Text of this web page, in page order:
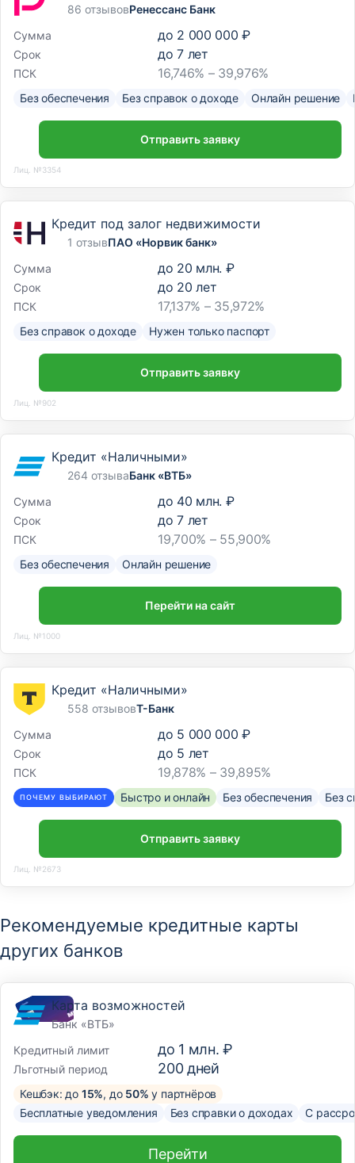
86 отзывовРенессанс Банк
Сумма
до 2 000 000 ₽
Срок до7лет
ПСК 16,746% – 39,976%
Без обеспечения Без справок о доходе Онлайн решение
Отправить заявку
Лиц. №3354
Кредит под залог недвижимости
1 отзывПАО «Норвик банк»
Сумма
до 20 млн. ₽
Срок до 20 лет
ПСК 17,137% – 35,972%
Без справок о доходе Нужен только паспорт
Отправить заявку
Лиц. №902
Кредит «Наличными»
264 отзываБанк «ВТБ»
Сумма
до 40 млн. ₽
Срок до7лет
ПСК 19,700% – 55,900%
Без обеспечения Онлайн решение
Перейти на сайт
Лиц. №1000
Кредит «Наличными»
558 отзывовТ-Банк
Сумма
до 5 000 000 ₽
Срок до 5 лет
ПСК 19,878% – 39,895%
ПОЧЕМУ ВЫБИРАЮТ Быстро и онлайн Без обеспечения Без
Отправить заявку
Лиц. №2673
Рекомендуемые кредитные карты
других банков
Карта возможностей
Банк «ВТБ»
Кредитный лимит
до 1 млн. ₽
Льготный период 200дней
Кешбэк: до 15%, до 50% у партнёров
Бесплатные уведомления
Без справки о доходах С
Перейти